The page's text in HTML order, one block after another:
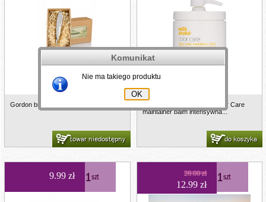
Gordon brzytwa metalowa D415 Z
towar niedostępny
Z.one Milk_Shake Deep Color Care
maintainer balm intensywna...
do koszyka
9.99 zł 1szt 26.00 zł
12.99 zł 1szt
Komunikat
Nie ma takiego produktu